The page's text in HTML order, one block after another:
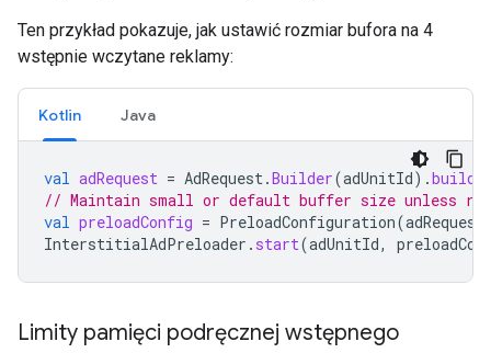
Ten przykład pokazuje, jak ustawić rozmiar bufora na 4
wstępnie wczytane reklamy:
Kotlin Java
val adRequest = AdRequest.Builder(adUnitId).build
// Maintain small or default buffer size unless
val preloadConfig = PreloadConfiguration(adRequest
InterstitialAdPreloader . start(adUnitId,
Limity pamięci podręcznej wstępnego